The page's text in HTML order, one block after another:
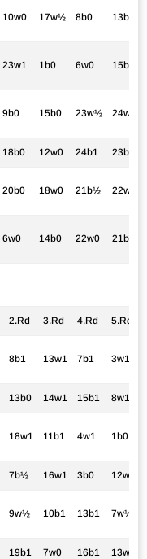
10w0 17w½ 8b0 13b0
23w1 1b0 6w0 15b0
9b0 15b0 23w½ 24w1
18b0 12w0 24b1 23b½
20b0 18w0 21b½ 22w½
6w0 14b0 22w0 21b0
2.Rd 3.Rd 4.Rd 5.Rd
8b1 13w1 7b1 3w1
13b0 14w1 15b1 8w1
18w1 11b1 4w1 1b0
7b½ 16w1 3b0 12w1
9w½ 10b1 13b1 7w½
19b1 7w0 16b1 13w1